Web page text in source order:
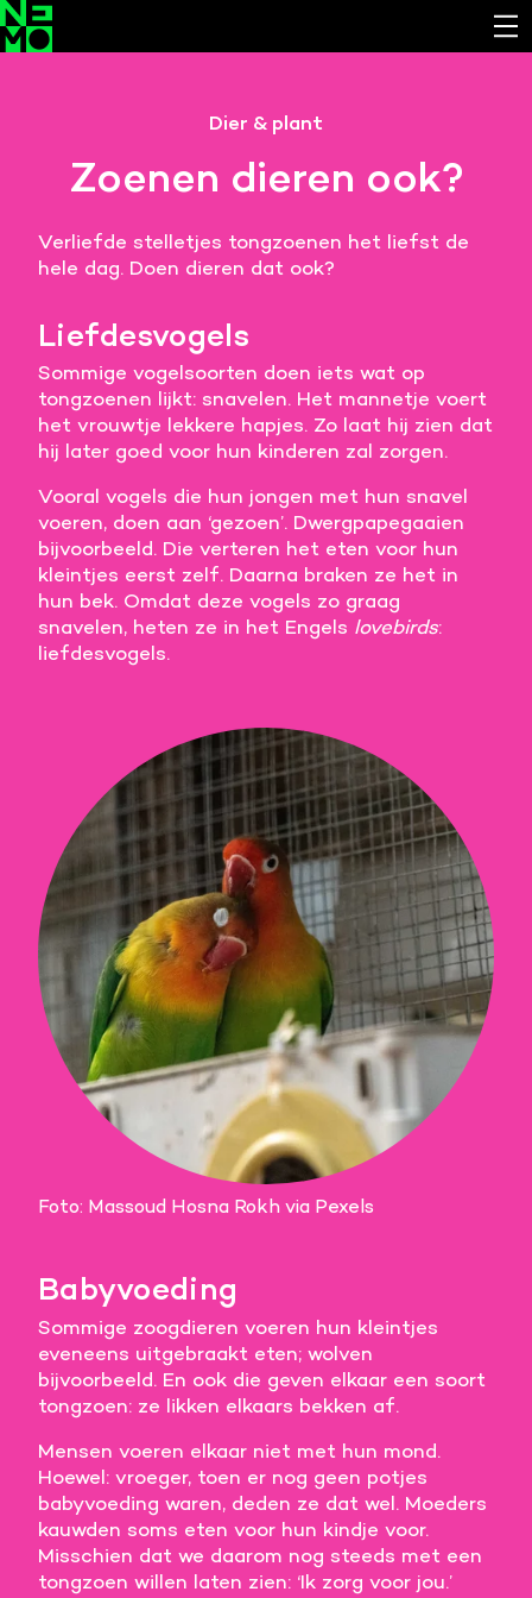
Dier & plant
Zoenen dieren ook?
Verliefde stelletjes tongzoenen het liefst de
hele dag. Doen dieren dat ook?
Liefdesvogels
Sommige vogelsoorten doen iets wat op
tongzoenen lijkt: snavelen. Het mannetje voert
het vrouwtje lekkere hapjes. Zo laat hij zien dat
hij later goed voor hun kinderen zal zorgen.
Vooral vogels die hun jongen met hun snavel
voeren, doen aan ‘gezoen’. Dwergpapegaaien
bijvoorbeeld. Die verteren het eten voor hun
kleintjes eerst zelf. Daarna braken ze het in
hun bek. Omdat deze vogels zo graag
snavelen, heten ze in het Engels lovebirds:
liefdesvogels.
Foto: Massoud Hosna Rokh via Pexels
Babyvoeding
Sommige zoogdieren voeren hun kleintjes
eveneens uitgebraakt eten; wolven
bijvoorbeeld. En ook die geven elkaar een soort
tongzoen: ze likken elkaars bekken af.
Mensen voeren elkaar niet met hun mond.
Hoewel: vroeger, toen er nog geen potjes
babyvoeding waren, deden ze dat wel. Moeders
kauwden soms eten voor hun kindje voor.
Misschien dat we daarom nog steeds met een
tongzoen willen laten zien: ‘Ik zorg voor jou.’
Noodzakelijk om de website laten werken.
Cookies van derde partijen
bekijken.
Analyseert het websitegebruik en helpt de website
verbeteren.
Marketing cookies
Verzamelt informatie over de klantreis.
Deze website maakt gebruik van cookies. Pas hier
je voorkeuren aan.
Meer informatie
Alle cookies accepteren